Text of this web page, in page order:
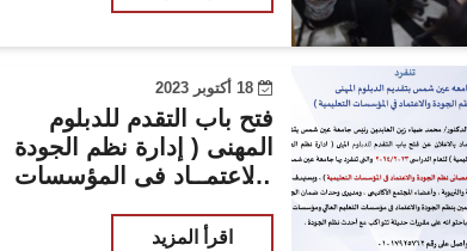
18 أكتوبر 2023
فتح باب التقدم للدبلوم
المهنى ( إدارة نظم الجودة
والاعتمــاد فى المؤسسات
اقرأ المزيد